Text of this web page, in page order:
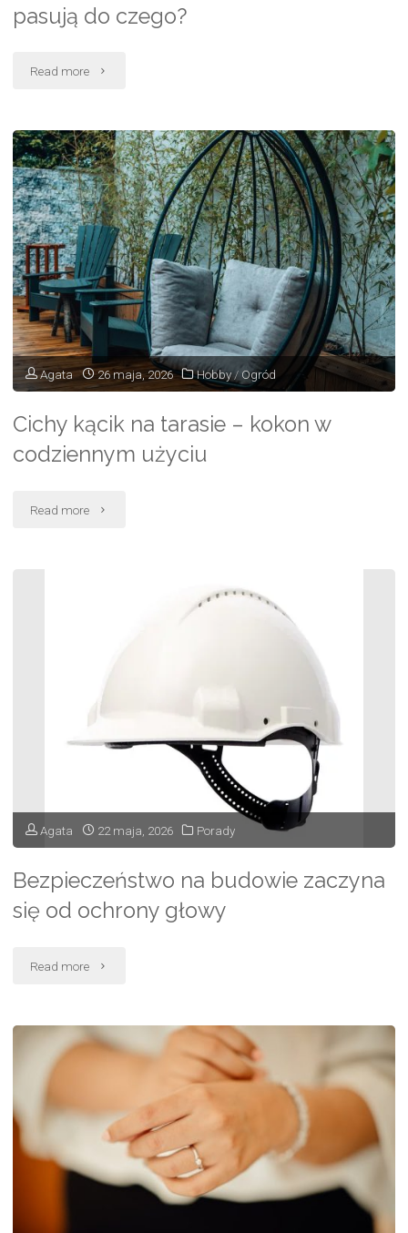
pasują do czego?
Read more "Srebro
obcasie
–
które
szpilki
pasują
do
czego?"
Agata
26 maja, 2026 Hobby / Ogród
Cichy kącik na tarasie – kokon w
codziennym użyciu
Read more "Cichy
kokon
w
Agata 22 maja, 2026 Porady
Bezpieczeństwo na budowie zaczyna
się od ochrony głowy
Read more "Bezpieczeństwo
budowie
się
ochrony